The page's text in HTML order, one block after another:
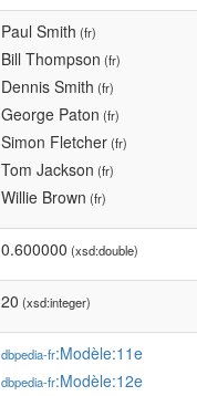
Paul Smith (fr)
Bill Thompson (fr)
Dennis Smith (fr)
George Paton (fr)
Simon Fletcher(fr)
Tom Jackson (fr)
Willie Brown (fr)
0.600000 (xsd:double)
20 (xsd:integer)
dbpedia-fr:Modèle:11e
dbpedia-fr:Modèle:12e